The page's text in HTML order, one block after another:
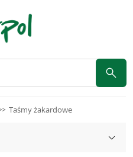
Taśmy żakardowe